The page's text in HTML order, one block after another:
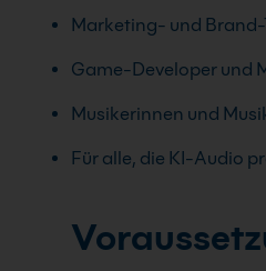
Marketing- und
Game-Developer und
Musikerinnen und
Für alle, die KI-Audio